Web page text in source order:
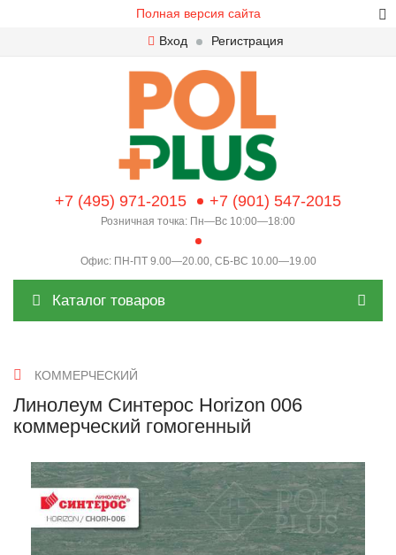
Полная версия сайта
Вход
Регистрация
+7 (495) 971-2015 +7 (901) 547-2015
Розничная точка: Пн—Вс 10:00—18:00
Офис: ПН-ПТ 9.00—20.00, СБ-ВС 10.00—19.00
Каталог товаров
КОММЕРЧЕСКИЙ
Линолеум Синтерос Horizon 006
коммерческий гомогенный